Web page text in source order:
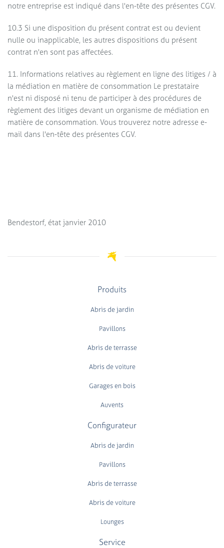
notre entreprise est indiqué dans l'en-tête des présentes CGV.
10.3 Si une disposition du présent contrat est ou devient
nulle ou inapplicable, les autres dispositions du présent
contrat n'en sont pas affectées.
11. Informations relatives au règlement en ligne des litiges / à
la médiation en matière de consommation Le prestataire
n'est ni disposé ni tenu de participer à des procédures de
règlement des litiges devant un organisme de médiation en
matière de consommation. Vous trouverez notre adresse e-
mail dans l'en-tête des présentes CGV.
Bendestorf, état janvier 2010
Produits
Abris de jardin
Pavillons
Abris de terrasse
Abris de voiture
Garages en bois
Auvents
Configurateur
Abris de jardin
Pavillons
Abris de terrasse
Abris de voiture
Lounges
Service